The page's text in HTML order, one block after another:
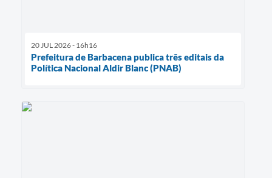
20 JUL 2026 - 16h16
Prefeitura de Barbacena publica três editais da
Política Nacional Aldir Blanc (PNAB)